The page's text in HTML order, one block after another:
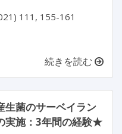
111, 155-161
続きを読む
生菌のサーベイラン
実施：3年間の経験★